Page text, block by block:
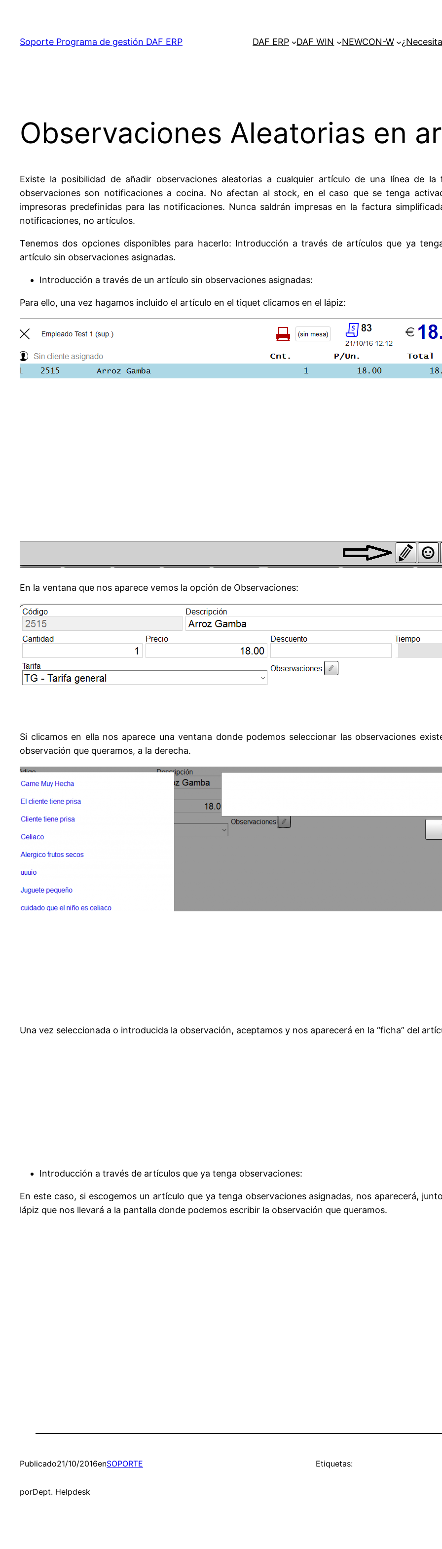
contenido
Soporte Programa de gestión DAF ERP DAF ERP DAF WIN NEWCON-W
Observaciones Aleatorias en
Existe la posibilidad de añadir observaciones aleatorias a cualquier artículo de una línea de
observaciones son notificaciones a cocina. No afectan al stock, en el caso que se tenga
impresoras predefinidas para las notificaciones. Nunca saldrán impresas en la factura
notificaciones, no artículos.
Tenemos dos opciones disponibles para hacerlo: Introducción a través de artículos que ya
artículo sin observaciones asignadas.
Introducción a través de un artículo sin observaciones asignadas:
Para ello, una vez hagamos incluido el artículo en el tiquet clicamos en el lápiz:
En la ventana que nos aparece vemos la opción de Observaciones:
Si clicamos en ella nos aparece una ventana donde podemos seleccionar las observaciones
observación que queramos, a la derecha.
Una vez seleccionada o introducida la observación, aceptamos y nos aparecerá en la “ficha” del
Introducción a través de artículos que ya tenga observaciones:
En este caso, si escogemos un artículo que ya tenga observaciones asignadas, nos aparecerá,
lápiz que nos llevará a la pantalla donde podemos escribir la observación que queramos.
Publicado21/10/2016enSOPORTE
porDept. Helpdesk
Etiquetas: